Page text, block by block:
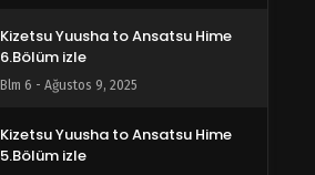
Kizetsu Yuusha to Ansatsu Hime
6.Bölüm izle
Blm 6 - Ağustos 9, 2025
Kizetsu Yuusha to Ansatsu Hime
5.Bölüm izle